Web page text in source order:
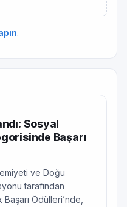
.
Sosyal
Başarı
ve Doğu
tarafından
Ödülleri’nde,